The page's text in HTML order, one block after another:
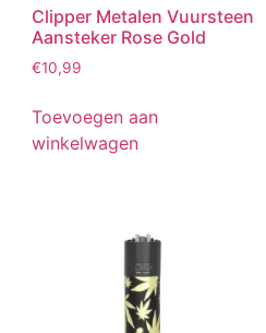
Clipper Metalen Vuursteen
Aansteker Rose Gold
€10,99
Toevoegen aan
winkelwagen